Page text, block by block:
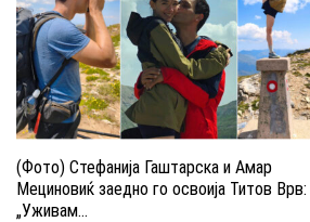
(Фото) Стефанија Гаштарска и Амар
Мециновиќ заедно го освоија Титов Врв:
„Уживам...